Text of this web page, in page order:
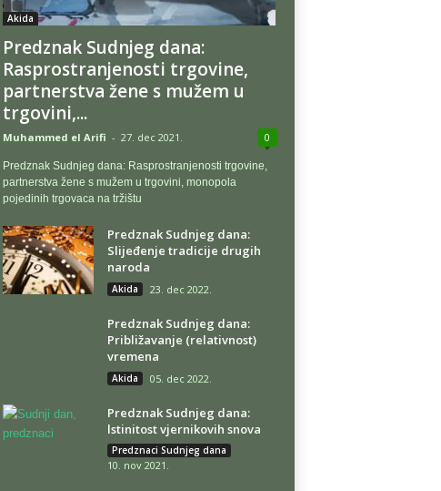
Akida
Predznak Sudnjeg dana:
Rasprostranjenosti trgovine,
partnerstva žene s mužem u
trgovini,...
Muhammed el Arifi - 27. dec 2021. 0
Predznak Sudnjeg dana: Rasprostranjenosti trgovine,
partnerstva žene s mužem u trgovini, monopola
pojedinih trgovaca na tržištu
Predznak Sudnjeg dana:
Slijeđenje tradicije drugih
naroda
Akida 23. dec 2022.
Predznak Sudnjeg dana:
Približavanje (relativnost)
vremena
Akida 05. dec 2022.
Predznak Sudnjeg dana:
lstinitost vjernikovih snova
Predznaci Sudnjeg dana
10. nov 2021.